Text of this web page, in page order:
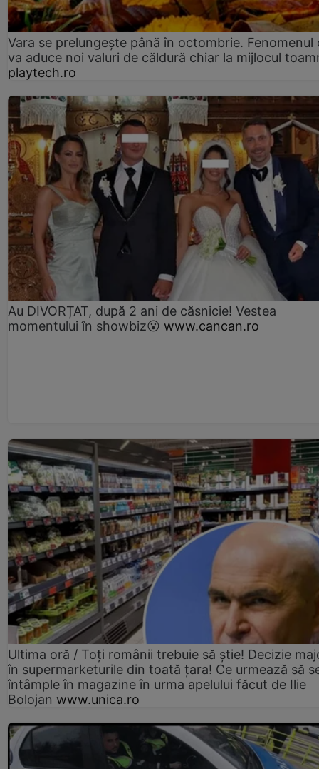
Vara se prelungeşte până în octombrie. Fenomenul
va aduce noi valuri de căldură chiar la mijlocul
playtech.ro
Au DIVORȚAT, după 2 ani de căsnicie! Vestea
momentului în showbiz😮 www.cancan.ro
Ultima oră / Toți românii trebuie să știe! Decizie
în supermarketurile din toată țara! Ce urmează să
întâmple în magazine în urma apelului făcut de Ilie
Bolojan www.unica.ro